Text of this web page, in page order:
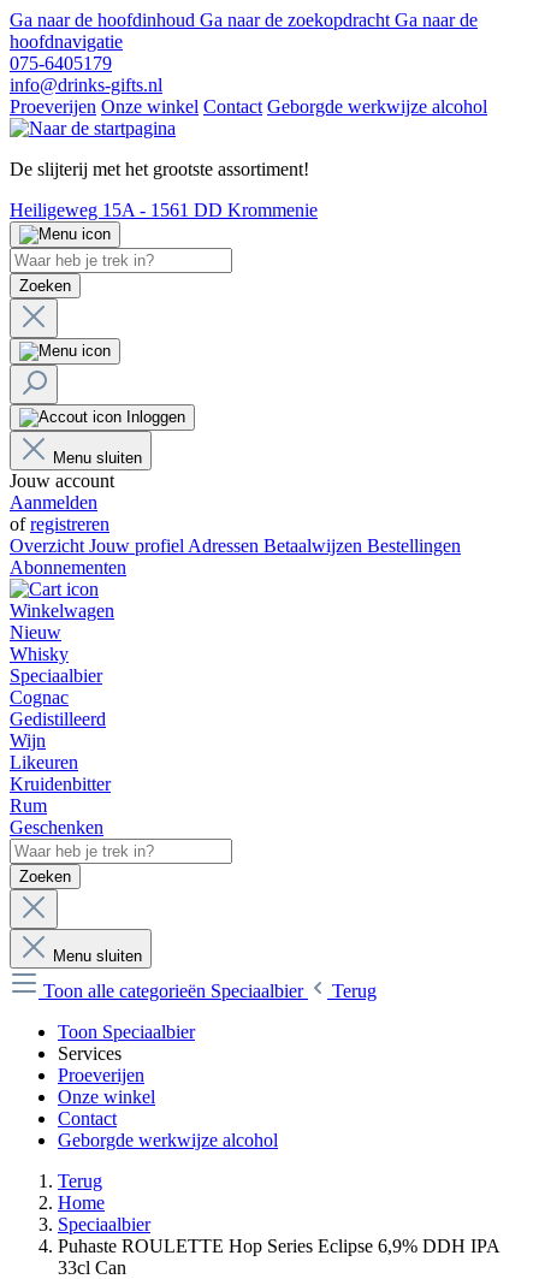
Ga naar de hoofdinhoud Ga naar de zoekopdracht Ga naar de
hoofdnavigatie
075-6405179
info@drinks-gifts.nl
Proeverijen Onze winkel Contact Geborgde werkwijze alcohol
De slijterij met het grootste assortiment!
Heiligeweg 15A - 1561 DD Krommenie
Zoeken
Inloggen
Menu sluiten
Jouw account
Aanmelden
ofregistreren
Overzicht Jouw profiel Adressen Betaalwijzen Bestellingen
Abonnementen
Winkelwagen
Nieuw
Whisky
Speciaalbier
Cognac
Gedistilleerd
Wijn
Likeuren
Kruidenbitter
Rum
Geschenken
Zoeken
Menu sluiten
Toon alle categorieën Speciaalbier
Terug
Toon Speciaalbier
Services
Proeverijen
Onze winkel
Contact
Geborgde werkwijze alcohol
Terug
Home
Speciaalbier
Puhaste ROULETTE Hop Series Eclipse 6,9% DDH IPA
33cl Can